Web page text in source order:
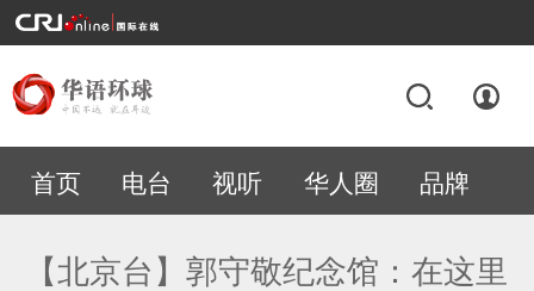
首页 电台 视听 华人圈 品牌
专题
【北京台】郭守敬纪念馆：在这里